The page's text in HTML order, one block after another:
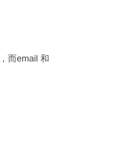
而email 和